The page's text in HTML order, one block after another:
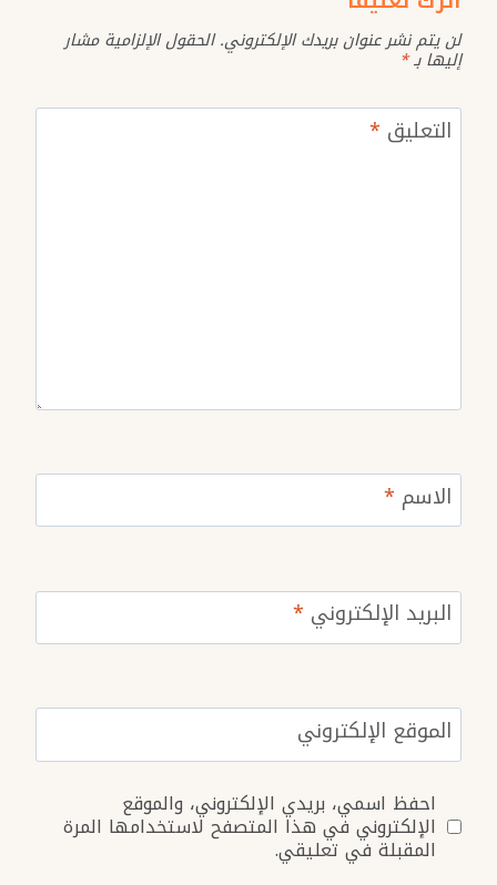
لن يتم نشر عنوان بريدك الإلكتروني. الحقول الإلزامية مشار
إليها بـ*
التعليق *
الاسم *
البريد الإلكتروني *
الموقع الإلكتروني
احفظ اسمي، بريدي الإلكتروني، والموقع
الإلكتروني في هذا المتصفح لاستخدامها المرة
المقبلة في تعليقي.